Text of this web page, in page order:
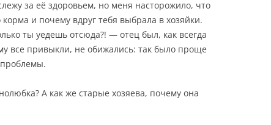
за её здоровьем, но меня насторожило, что
корма и почему вдруг тебя выбрала в хозяйки.
ты уедешь отсюда?! — отец был, как всегда
все привыкли, не обижались: так было проще
А как же старые хозяева, почему она